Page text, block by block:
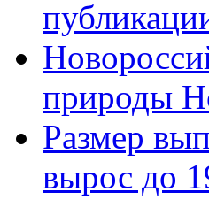
природы
Размер
вырос до